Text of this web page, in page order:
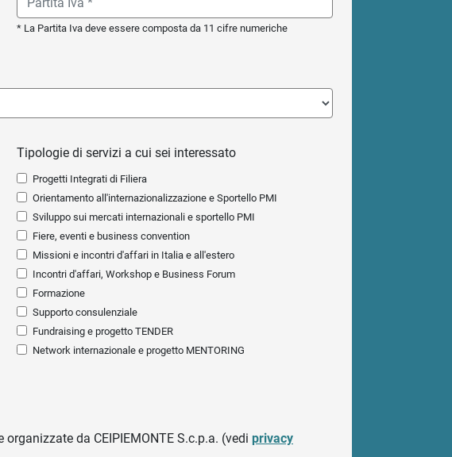
* La Partita Iva deve essere composta da 11 cifre numeriche
Tipologie di servizi a cui sei interessato
Progetti Integrati di Filiera
Orientamento all'internazionalizzazione e Sportello PMI
Sviluppo sui mercati internazionali e sportello PMI
Fiere, eventi e business convention
Missioni e incontri d'affari in Italia e all'estero
Incontri d'affari, Workshop e Business Forum
Formazione
Supporto consulenziale
Fundraising e progetto TENDER
Network internazionale e progetto MENTORING
da CEIPIEMONTE S.c.p.a. (vedi privacy